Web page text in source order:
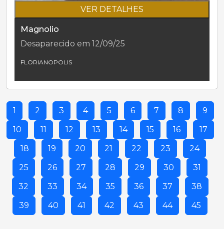
VER DETALHES
Magnolio
Desaparecido em 12/09/25
FLORIANOPOLIS
1 2 3 4 5 6 7 8
9
10
11 12 13 14 15 16
17
18
19 20 21 22 23
24
25
26 27 28 29 30
31
32
33 34 35 36 37
38
39
40 41 42 43 44 45